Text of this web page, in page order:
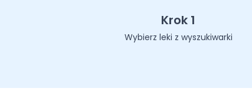
Krok 1
Wybierz leki z wyszukiwarki